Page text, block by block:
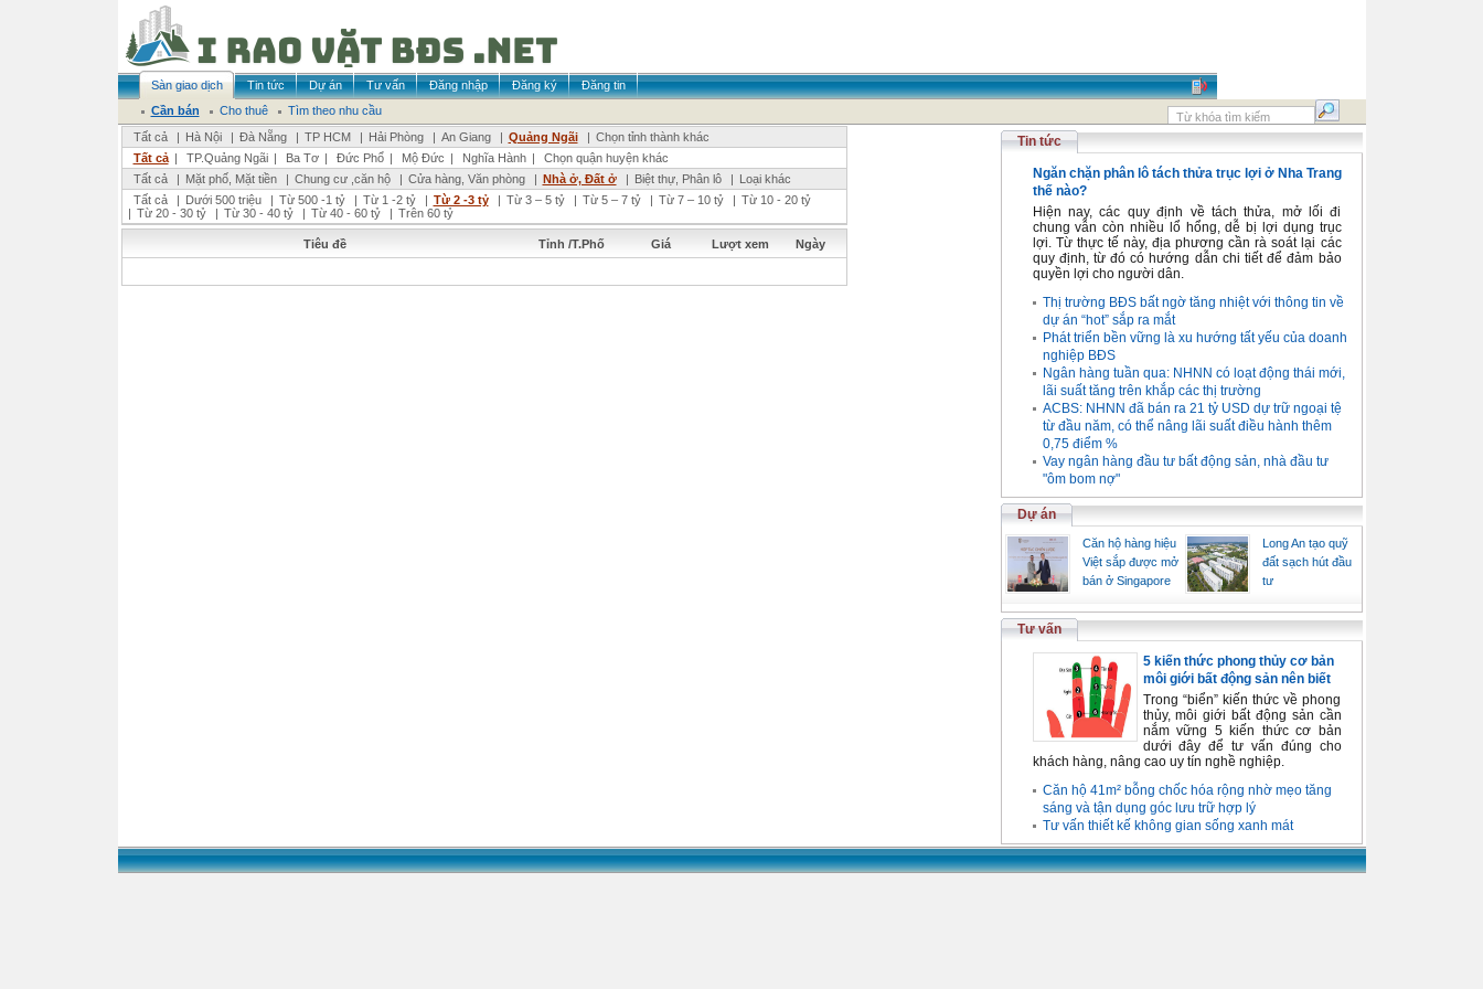
Sàn giao dịch Tin tức Dự án Tư vấn Đăng nhập Đăng ký
Đăng tin
Cần bán
Cho thuê
Tìm theo nhu cầu
Tất cả
| Hà Nội | Đà Nẵng | TP HCM | Hải Phòng | An Giang | Quảng Ngãi | Chọn tỉnh thành khác
Tất cả | TP.Quảng Ngãi | Ba Tơ | Đức Phổ | Mộ Đức | Nghĩa Hành |
Chọn quận huyện khác
Tất cả
| Mặt phố, Mặt tiền | Chung cư ,căn hộ | Cửa hàng, Văn phòng | Nhà ở, Đất ở | Biệt thự, Phân lô | Loại khác
Tất cả
| Dưới 500 triệu | Từ 500 -1 tỷ | Từ 1 -2 tỷ | Từ 2 -3 tỷ | Từ 3 – 5 tỷ | Từ 5 – 7 tỷ | Từ 7 – 10 tỷ | Từ 10 - 20 tỷ
| Từ 20 - 30 tỷ | Từ 30 - 40 tỷ | Từ 40 - 60 tỷ | Trên 60 tỷ
Tiêu đề Tỉnh /T.Phố Giá Lượt xem Ngày
Tin tức
Ngăn chặn phân lô tách thửa trục lợi ở Nha Trang
thế nào?
Hiện nay, các quy định về tách thửa, mở lối đi
chung vẫn còn nhiều lổ hổng, dễ bị lợi dụng trục
lợi. Từ thực tế này, địa phương cần rà soát lại các
quy định, từ đó có hướng dẫn chi tiết để đảm bảo
quyền lợi cho người dân.
Thị trường BĐS bất ngờ tăng nhiệt với thông tin về
dự án “hot” sắp ra mắt
Phát triển bền vững là xu hướng tất yếu của doanh
nghiệp BĐS
Ngân hàng tuần qua: NHNN có loạt động thái mới,
lãi suất tăng trên khắp các thị trường
ACBS: NHNN đã bán ra 21 tỷ USD dự trữ ngoại tệ
từ đầu năm, có thể nâng lãi suất điều hành thêm
0,75 điểm %
Vay ngân hàng đầu tư bất động sản, nhà đầu tư
"ôm bom nợ"
Dự án
Căn hộ hàng hiệu
Việt sắp được mở
bán ở Singapore
Long An tạo quỹ
đất sạch hút đầu
tư
Tư vấn
5 kiến thức phong thủy cơ bản
môi giới bất động sản nên biết
Trong “biển” kiến thức về phong
thủy, môi giới bất động sản cần
nắm vững 5 kiến thức cơ bản
dưới đây để tư vấn đúng cho
khách hàng, nâng cao uy tín nghề nghiệp.
Căn hộ 41m² bỗng chốc hóa rộng nhờ mẹo tăng
sáng và tận dụng góc lưu trữ hợp lý
Tư vấn thiết kế không gian sống xanh mát